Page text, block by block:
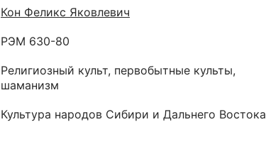
Кон Феликс Яковлевич
РЭМ 630-80
Религиозный культ, первобытные культы,
шаманизм
Культура народов Сибири и Дальнего Востока